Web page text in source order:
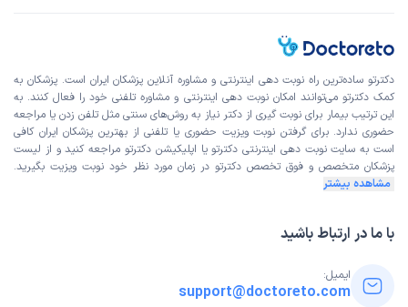
دکترتو ساده‌ترین راه نوبت‌ دهی اینترنتی و مشاوره آنلاین پزشکان ایران است. پزشکان به
کمک دکترتو می‌توانند امکان نوبت دهی اینترنتی و مشاوره تلفنی خود را فعال کنند. به
این ترتیب بیمار برای نوبت گیری از دکتر نیاز به روش‌های سنتی مثل تلفن زدن یا مراجعه
حضوری ندارد. برای گرفتن نوبت ویزیت حضوری یا تلفنی از بهترین پزشکان ایران کافی
است به سایت نوبت دهی اینترنتی دکترتو یا اپلیکیشن دکترتو مراجعه کنید و از لیست
پزشکان متخصص و فوق تخصص دکترتو در زمان مورد نظر خود نوبت ویزیت بگیرید.
مشاهده بیشتر
با ما در ارتباط باشید
ایمیل:
support@doctoreto.com